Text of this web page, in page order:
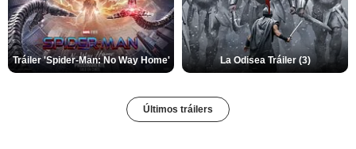
Tráiler 'Spider-Man: No Way Home' La Odisea Tráiler (3)
Últimos tráilers